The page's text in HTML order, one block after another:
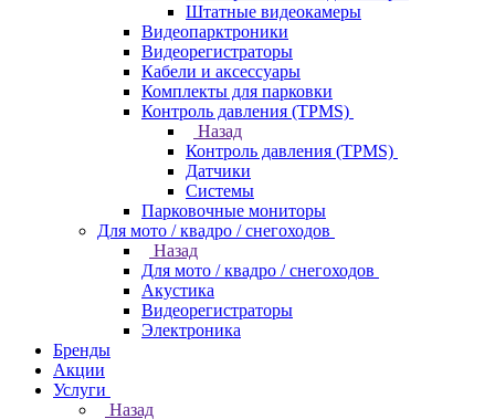
Штатные видеокамеры
Видеопарктроники
Видеорегистраторы
Кабели и аксессуары
Комплекты для парковки
Контроль давления (TPMS)
Назад
Контроль давления (TPMS)
Датчики
Системы
Парковочные мониторы
Для мото / квадро / снегоходов
Назад
Для мото / квадро / снегоходов
Акустика
Видеорегистраторы
Электроника
Бренды
Акции
Услуги
Назад